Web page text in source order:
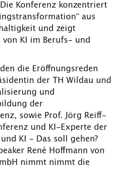
Konferenz konzentriert
aus
und zeigt
von KI im Berufs- und
die Eröffnungsreden
der TH Wildau und
und
der
sowie Prof. Jörg Reiff-
und KI-Experte der
KI - Das soll gehen?
René Hoffmann von
nimmt nimmt die